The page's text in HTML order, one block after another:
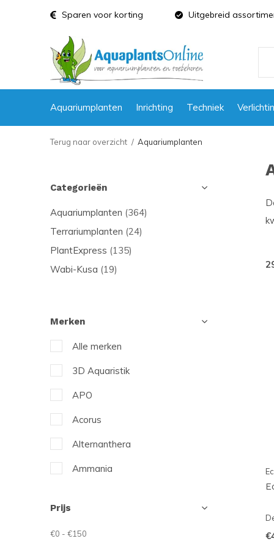
Aquariumplanten Inrichting Techniek
Sparen voor korting Uitgebreid
Terug naar overzicht Aquariumplanten
Categorieën
Aquariumplanten (364)
Terrariumplanten (24)
PlantExpress (135)
Wabi-Kusa (19)
Merken
Alle merken
3D Aquaristik
APO
Acorus
Alternanthera
Ammania
Prijs
€0 - €150